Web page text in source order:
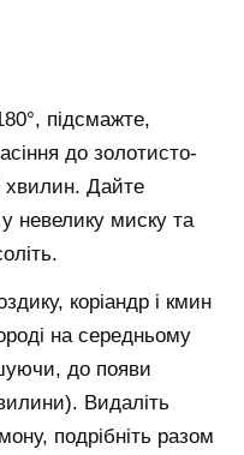
підсмажте,
до золотисто-
хвилин. Дайте
невелику миску та
коріандр і кмин
на середньому
до появи
Видаліть
подрібніть разом